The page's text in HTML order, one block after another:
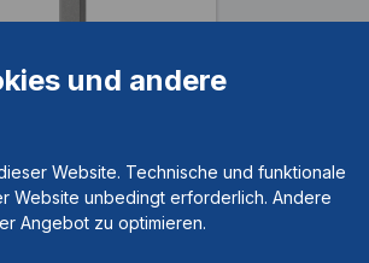
und andere
Website. Technische und funktionale
Website unbedingt erforderlich. Andere
Angebot zu optimieren.